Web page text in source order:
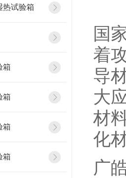
热试验箱
箱
箱
箱
箱
国
着
导
大
材
化
广